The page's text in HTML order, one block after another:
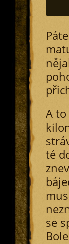
A
té
se